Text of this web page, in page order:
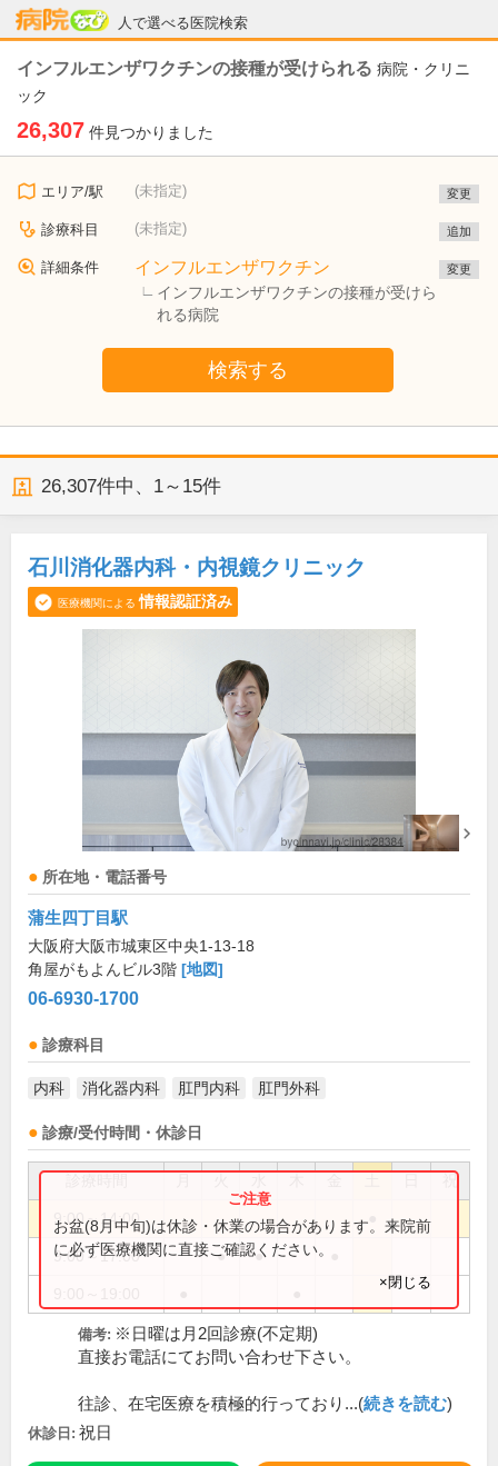
人で選べる医院検索
病院なび
インフルエンザワクチンの接種が受けられる 病院・クリニ
ック
26,307 件見つかりました
エリア/駅 (未指定) 変更
診療科目 (未指定) 追加
詳細条件 インフルエンザワクチン
インフルエンザワクチンの接種が受けら
れる病院
変更
検索する
26,307件中、 1～15件
石川消化器内科・内視鏡クリニック
医療機関による 情報認証済み
所在地・電話番号
蒲生四丁目駅
大阪府大阪市城東区中央1-13-18
角屋がもよんビル3階 [地図]
06-6930-1700
診療科目
内科 消化器内科 肛門内科 肛門外科
診療/受付時間・休診日
祝
9:00～14:00
9:00～17:00 ● ●
お盆(8月中旬)は休診・休業の場合があります。来院前
に必ず医療機関に直接ご確認ください。
×閉じる
備考: ※日曜は月2回診療(不定期)
直接お電話にてお問い合わせ下さい。
往診、在宅医療を積極的行っており...(続きを読む)
休診日: 祝日